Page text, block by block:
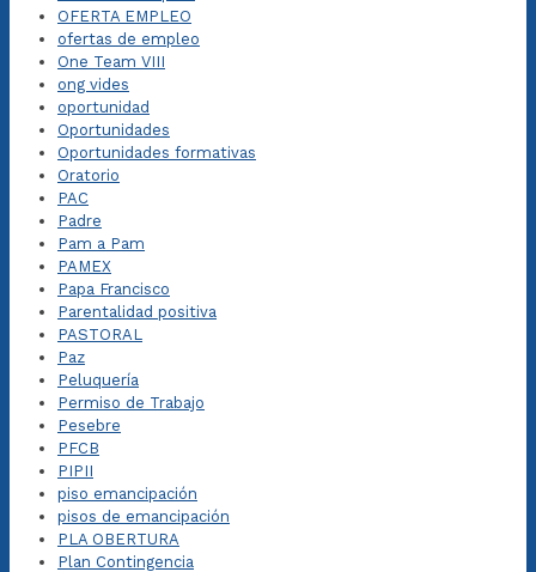
OFERTA EMPLEO
ofertas de empleo
One Team VIII
ong vides
oportunidad
Oportunidades
Oportunidades formativas
Oratorio
PAC
Padre
Pam a Pam
PAMEX
Papa Francisco
Parentalidad positiva
PASTORAL
Paz
Peluquería
Permiso de Trabajo
Pesebre
PFCB
PIPII
piso emancipación
pisos de emancipación
PLA OBERTURA
Plan Contingencia